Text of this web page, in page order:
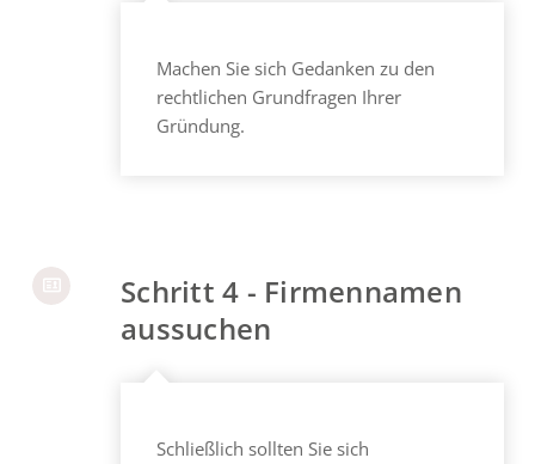
Machen Sie sich Gedanken zu den
rechtlichen Grundfragen Ihrer
Gründung.
Schritt 4 - Firmennamen
aussuchen
Schließlich sollten Sie sich